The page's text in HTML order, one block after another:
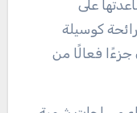
على
كوسيلة
جزءًا فعالًا من